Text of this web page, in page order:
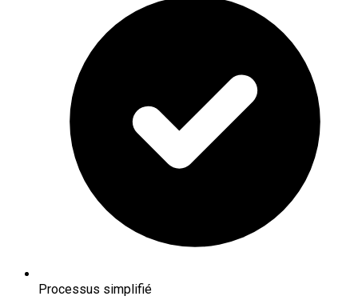
Processus simplifié